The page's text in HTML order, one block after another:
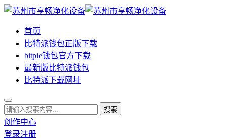
首页
比特派钱包正版下载
bitpie钱包官方下载
最新版比特派钱包
比特派下载网址
创作中心
登录注册